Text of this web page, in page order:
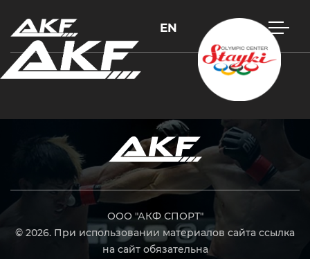
EN
ООО "АКФ СПОРТ"
© 2026. При использовании материалов сайта ссылка
на сайт обязательна
Нажмите Enter для поиска или Esc, чтобы закрыть